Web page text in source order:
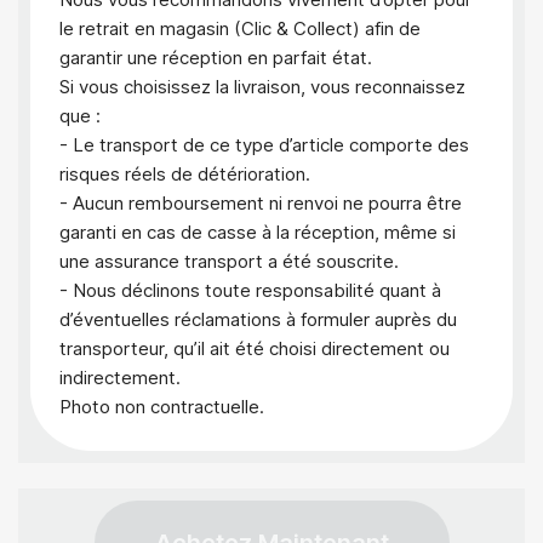
le retrait en magasin (Clic & Collect) afin de
garantir une réception en parfait état.
Si vous choisissez la livraison, vous reconnaissez
que :
- Le transport de ce type d’article comporte des
risques réels de détérioration.
- Aucun remboursement ni renvoi ne pourra être
garanti en cas de casse à la réception, même si
une assurance transport a été souscrite.
- Nous déclinons toute responsabilité quant à
d’éventuelles réclamations à formuler auprès du
transporteur, qu’il ait été choisi directement ou
indirectement.
Photo non contractuelle.